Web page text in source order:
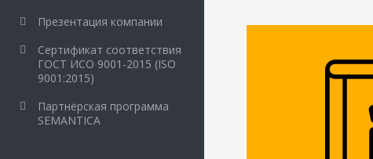
Презентация компании
Сертификат соответствия
ГОСТ ИСО 9001-2015 (ISO
9001:2015)
Партнёрская программа
SEMANTICA